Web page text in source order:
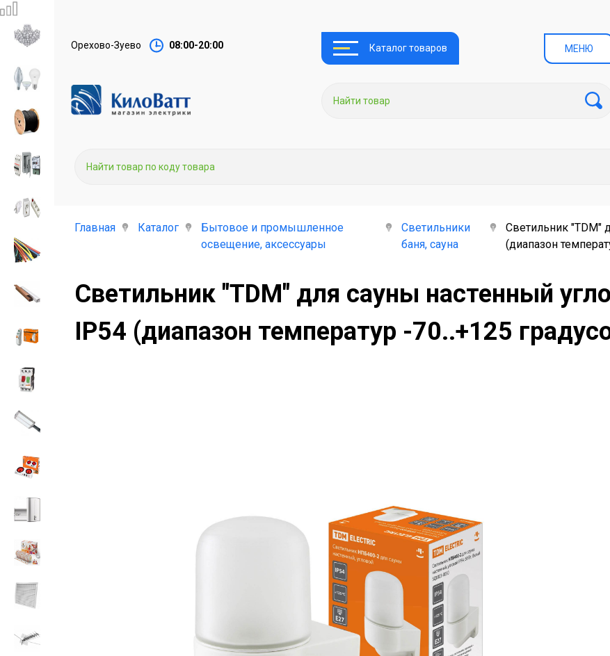
Орехово-Зуево 08:00-20:00 Каталог товаров МЕНЮ
Главная Каталог
Бытовое и промышленное
освещение, аксессуары
Светильники
баня, сауна
Светильник "TDM"
(диапазон
Светильник "TDM" для сауны настенный
IP54 (диапазон температур -70..+125